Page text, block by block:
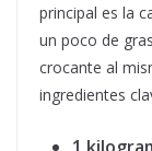
principal es la
un poco de
crocante al
ingredientes